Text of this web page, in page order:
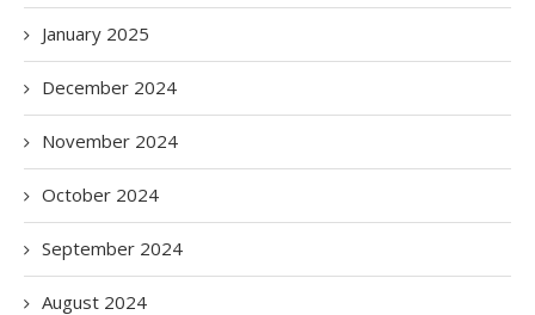
January 2025
December 2024
November 2024
October 2024
September 2024
August 2024